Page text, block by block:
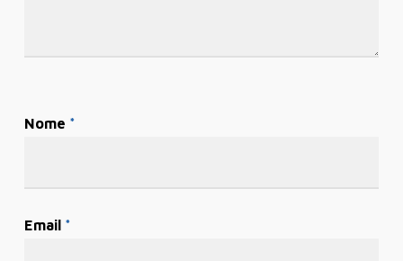
Nome *
Email *